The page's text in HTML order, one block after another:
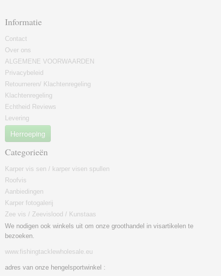
Informatie
Contact
Over ons
ALGEMENE VOORWAARDEN
Privacybeleid
Retourneren/ Klachtenregeling
Klachtenregeling
Echtheid Reviews
Levering
Herroeping
Categorieën
Karper vis sen / karper visen spullen
Roofvis
Aanbiedingen
Karper fotogalerij
Zee vis / Zeevislood / Kunstaas
We nodigen ook winkels uit om onze groothandel in visartikelen te
bezoeken.
www.fishingtacklewholesale.eu
adres van onze hengelsportwinkel :